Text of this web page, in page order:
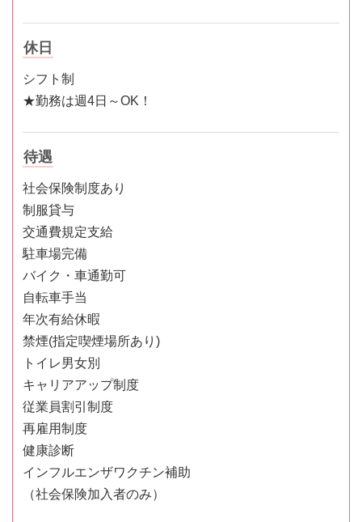
休日
シフト制
★勤務は週4日～OK！
待遇
社会保険制度あり
制服貸与
交通費規定支給
駐車場完備
バイク・車通勤可
自転車手当
年次有給休暇
禁煙(指定喫煙場所あり)
トイレ男女別
キャリアアップ制度
従業員割引制度
再雇用制度
健康診断
インフルエンザワクチン補助
（社会保険加入者のみ）